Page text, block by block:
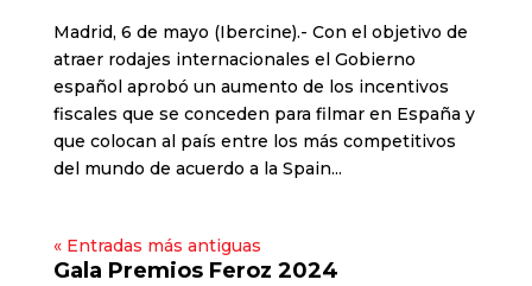
Madrid, 6 de mayo (Ibercine).- Con el objetivo de
atraer rodajes internacionales el Gobierno
español aprobó un aumento de los incentivos
fiscales que se conceden para filmar en España y
que colocan al país entre los más competitivos
del mundo de acuerdo a la Spain...
« Entradas más antiguas
Gala Premios Feroz 2024